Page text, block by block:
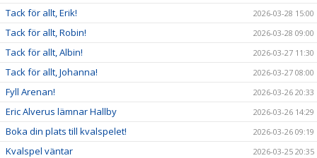
Tack för allt, Erik! 2026-03-28 15:00
Tack för allt, Robin! 2026-03-28 09:00
Tack för allt, Albin! 2026-03-27 11:30
Tack för allt, Johanna! 2026-03-27 08:00
Fyll Arenan! 2026-03-26 20:33
Eric Alverus lämnar Hallby 2026-03-26 14:29
Boka din plats till kvalspelet! 2026-03-26 09:19
Kvalspel väntar 2026-03-25 20:35